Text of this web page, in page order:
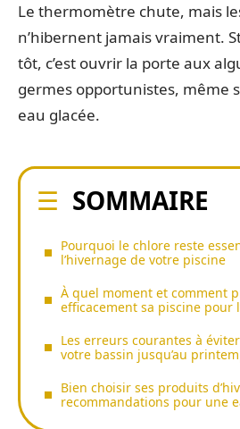
Le thermomètre chute, mais
n’hibernent jamais vraiment.
tôt, c’est ouvrir la porte aux
germes opportunistes, même
eau glacée.
SOMMAIRE
Pourquoi le chlore reste
l’hivernage de votre piscine
À quel moment et comment
efficacement sa piscine pour
Les erreurs courantes à
votre bassin jusqu’au
Bien choisir ses produits
recommandations pour une